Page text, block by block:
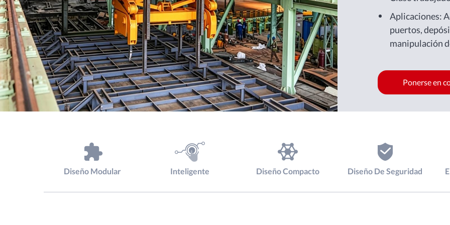
Aplicaciones:
puertos,
manipulación
pesados.
Ponerse en
Diseño Modular Inteligente Diseño Compacto Diseño De Seguridad